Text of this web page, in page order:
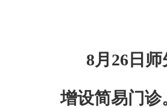
8月 26 日 师
增设简易门诊